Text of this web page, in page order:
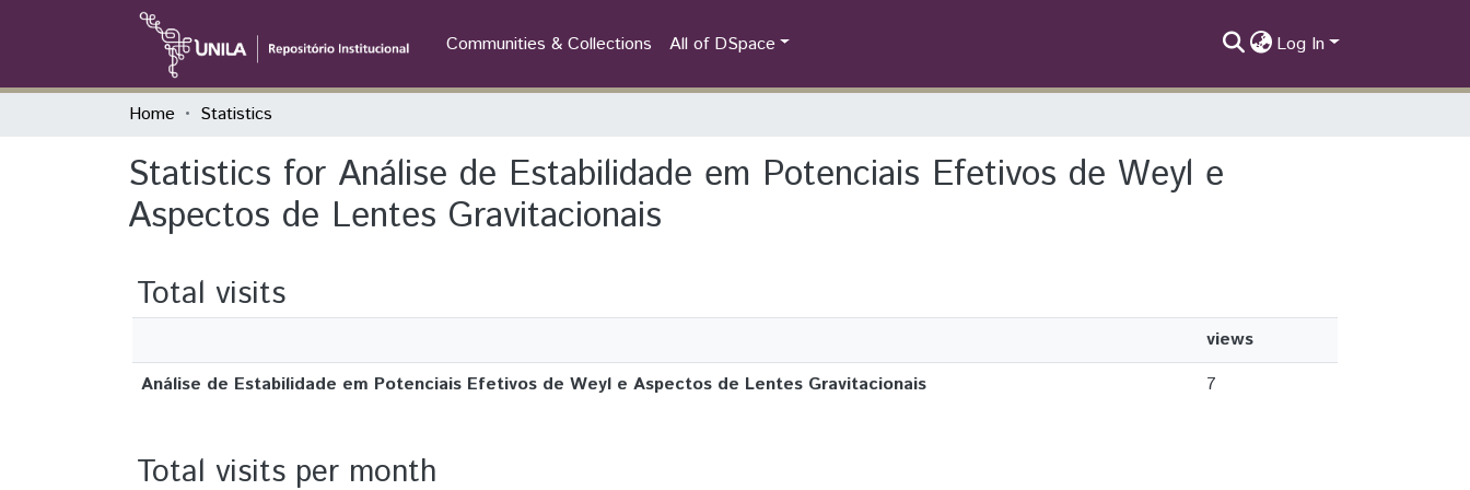
Communities & Collections All of DSpace Log In
Home Statistics
Statistics for Análise de Estabilidade em Potenciais Efetivos de Weyl e
Aspectos de Lentes Gravitacionais
Total visits
views
Análise de Estabilidade em Potenciais Efetivos de Weyl e Aspectos de Lentes Gravitacionais
7
Total visits per month